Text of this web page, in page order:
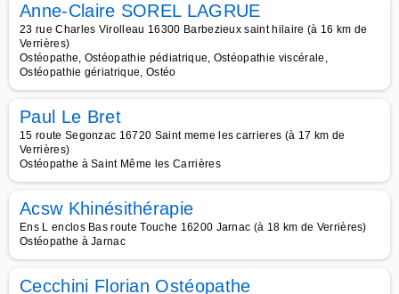
Anne-Claire SOREL LAGRUE
23 rue Charles Virolleau 16300 Barbezieux saint hilaire (à 16 km de
Verrières)
Ostéopathe, Ostéopathie pédiatrique, Ostéopathie viscérale,
Ostéopathie gériatrique, Ostéo
Paul Le Bret
15 route Segonzac 16720 Saint meme les carrieres (à 17 km de
Verrières)
Ostéopathe à Saint Même les Carrières
Acsw Khinésithérapie
Ens L enclos Bas route Touche 16200 Jarnac (à 18 km de Verrières)
Ostéopathe à Jarnac
Cecchini Florian Ostéopathe